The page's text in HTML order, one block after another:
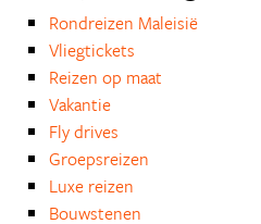
Rondreizen Maleisië
Vliegtickets
Reizen op maat
Vakantie
Fly drives
Groepsreizen
Luxe reizen
Bouwstenen